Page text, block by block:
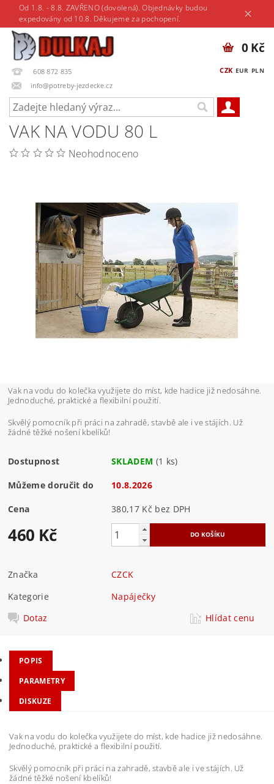
Od 1.8. - 8.8. ZAVŘENO (dovolená). Objednávky budou
expedovány od 10.8. Děkujeme za pochopení.
608 872 835
info@potreby-jezdecke.cz
CZK EUR PLN
0 Kč
VAK NA VODU 80 L
Neohodnoceno
Vak na vodu do kolečka využijete do míst, kde hadice již nedosáhne.
Jednoduché, praktické a flexibilní použití.
Skvělý pomocník při práci na zahradě, stavbě ale i ve stájích. Už
žádné těžké nošení kbelíků!
Dostupnost SKLADEM (1 ks)
Můžeme doručit do 10.8.2026
Cena 380,17 Kč bez DPH
460 Kč
Značka
CZCK
Kategorie
Napáječky
Dotaz
Hlídat cenu
POPIS
PARAMETRY
DISKUZE
Vak na vodu do kolečka využijete do míst, kde hadice již nedosáhne.
Jednoduché, praktické a flexibilní použití.
Skvělý pomocník při práci na zahradě, stavbě ale i ve stájích. Už
žádné těžké nošení kbelíků!